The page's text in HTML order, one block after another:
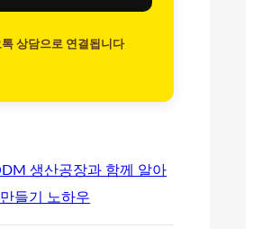
상담으로 연결됩니다
생산공장과 함께 알아
들기 노하우